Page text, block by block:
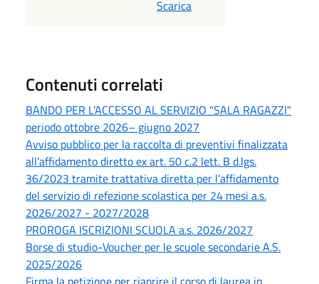
Scarica
Contenuti correlati
BANDO PER L’ACCESSO AL SERVIZIO "SALA RAGAZZI"
periodo ottobre 2026– giugno 2027
Avviso pubblico per la raccolta di preventivi finalizzata
all’affidamento diretto ex art. 50 c.2 lett. B d.lgs.
36/2023 tramite trattativa diretta per l’affidamento
del servizio di refezione scolastica per 24 mesi a.s.
2026/2027 - 2027/2028
PROROGA ISCRIZIONI SCUOLA a.s. 2026/2027
Borse di studio-Voucher per le scuole secondarie A.S.
2025/2026